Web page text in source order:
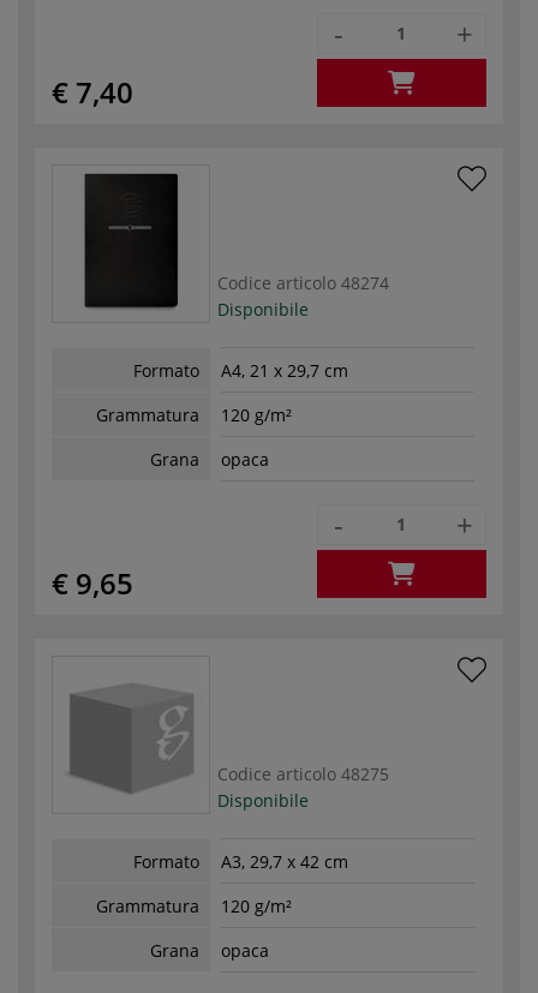
€ 7,40
- +
Codice articolo 48274
Disponibile
Formato
A4, 21 x 29,7 cm
Grammatura
120 g/m²
Grana
opaca
€ 9,65
- +
Codice articolo 48275
Disponibile
Formato
A3, 29,7 x 42 cm
Grammatura
120 g/m²
Grana
opaca